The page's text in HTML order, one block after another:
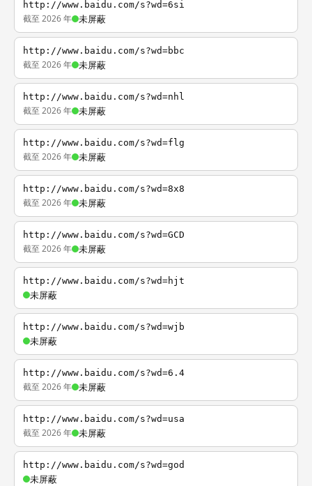
http://www.baidu.com/s?wd=6si
截至 2026 年 未屏蔽
http://www.baidu.com/s?wd=bbc
截至 2026 年 未屏蔽
http://www.baidu.com/s?wd=nhl
截至 2026 年 未屏蔽
http://www.baidu.com/s?wd=flg
截至 2026 年 未屏蔽
http://www.baidu.com/s?wd=8x8
截至 2026 年 未屏蔽
http://www.baidu.com/s?wd=GCD
截至 2026 年 未屏蔽
http://www.baidu.com/s?wd=hjt
未屏蔽
http://www.baidu.com/s?wd=wjb
未屏蔽
http://www.baidu.com/s?wd=6.4
截至 2026 年 未屏蔽
http://www.baidu.com/s?wd=usa
截至 2026 年 未屏蔽
http://www.baidu.com/s?wd=god
未屏蔽